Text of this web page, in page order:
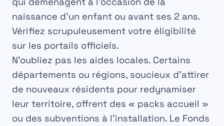
naissance d’un enfant ou avant ses 2 ans.
Vérifiez scrupuleusement votre éligibilité
sur les portails officiels.
N’oubliez pas les aides locales. Certains
départements ou régions, soucieux d’attirer
de nouveaux résidents pour redynamiser
leur territoire, offrent des « packs accueil »
ou des subventions à l’installation. Le Fonds